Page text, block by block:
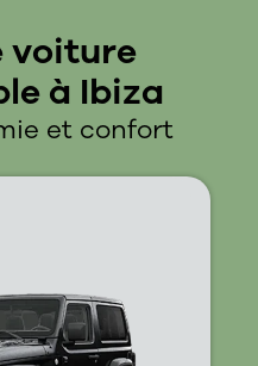
voiture
à Ibiza
et confort